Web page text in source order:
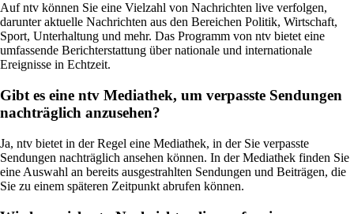
Auf ntv können Sie eine Vielzahl von Nachrichten live verfolgen,
darunter aktuelle Nachrichten aus den Bereichen Politik, Wirtschaft,
Sport, Unterhaltung und mehr. Das Programm von ntv bietet eine
umfassende Berichterstattung über nationale und internationale
Ereignisse in Echtzeit.
Gibt es eine ntv Mediathek, um verpasste Sendungen
nachträglich anzusehen?
Ja, ntv bietet in der Regel eine Mediathek, in der Sie verpasste
Sendungen nachträglich ansehen können. In der Mediathek finden Sie
eine Auswahl an bereits ausgestrahlten Sendungen und Beiträgen, die
Sie zu einem späteren Zeitpunkt abrufen können.